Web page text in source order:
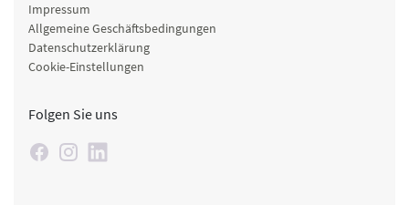
Impressum
Allgemeine Geschäftsbedingungen
Datenschutzerklärung
Cookie-Einstellungen
Folgen Sie uns